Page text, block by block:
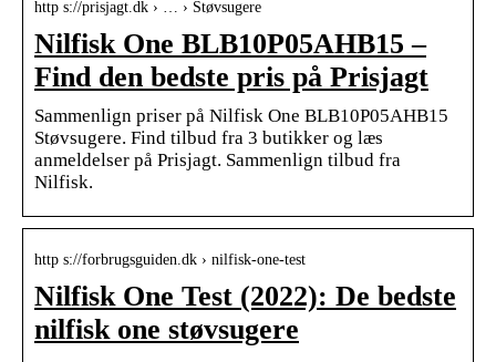
http s://prisjagt.dk › … › Støvsugere
Nilfisk One BLB10P05AHB15 –
Find den bedste pris på Prisjagt
Sammenlign priser på Nilfisk One BLB10P05AHB15
Støvsugere. Find tilbud fra 3 butikker og læs
anmeldelser på Prisjagt. Sammenlign tilbud fra
Nilfisk.
http s://forbrugsguiden.dk › nilfisk-one-test
Nilfisk One Test (2022): De bedste
nilfisk one støvsugere